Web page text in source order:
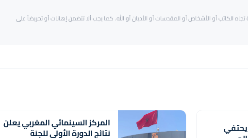
الكاتب أو الأشخاص أو المقدسات أو الأديان أو الله. كما يجب ألا تتضمن إهانات أو تحريضاً على
يحتفي المركز السينمائي المغربي يعلن
نتائج الدورة الأولى للجنة